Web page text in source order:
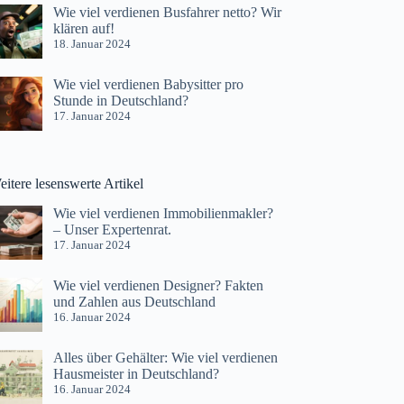
Wie viel verdienen Busfahrer netto? Wir
klären auf!
18. Januar 2024
Wie viel verdienen Babysitter pro
Stunde in Deutschland?
17. Januar 2024
lesenswerte Artikel
Wie viel verdienen Immobilienmakler?
– Unser Expertenrat.
17. Januar 2024
Wie viel verdienen Designer? Fakten
und Zahlen aus Deutschland
16. Januar 2024
Alles über Gehälter: Wie viel verdienen
Hausmeister in Deutschland?
16. Januar 2024